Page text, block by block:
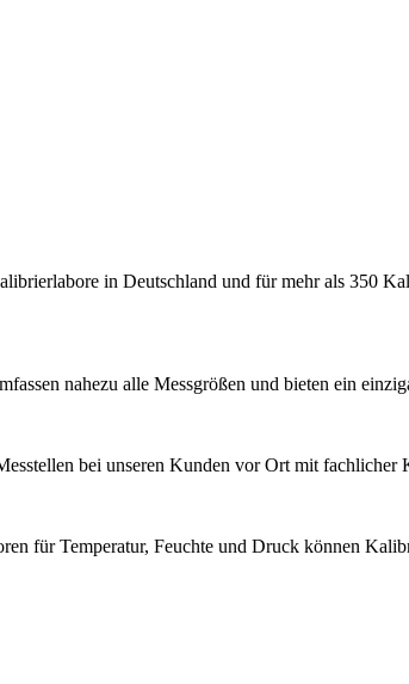
in Deutschland und für mehr als 350
nahezu alle Messgrößen und bieten ein
bei unseren Kunden vor Ort mit fachlicher
für Temperatur, Feuchte und Druck können